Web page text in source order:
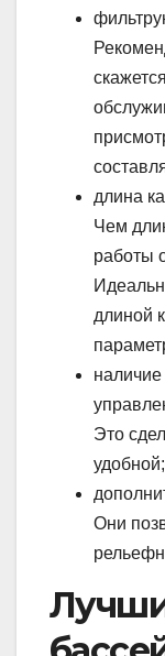
длина
Чем
работы
длиной
наличие
Это
удобной;
Они